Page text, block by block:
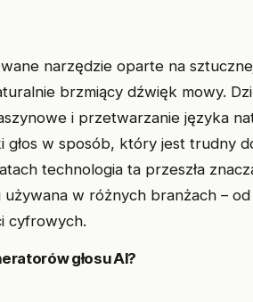
narzędzie oparte na
brzmiący dźwięk mowy.
i przetwarzanie języka
głos w sposób, który jest trudny
technologia ta przeszła
w różnych branżach –
cyfrowych.
głosu AI?